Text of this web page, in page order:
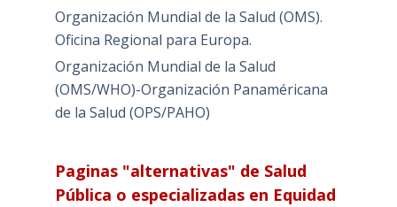
Organización Mundial de la Salud (OMS).
Oficina Regional para Europa.
Organización Mundial de la Salud
(OMS/WHO)-Organización Panaméricana
de la Salud (OPS/PAHO)
Paginas "alternativas" de Salud
Pública o especializadas en Equidad